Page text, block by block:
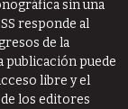
sin una
responde al
de la
publicación puede
libre y el
los editores